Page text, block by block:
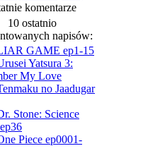
komentarze
10 ostatnio
napisów:
GAME ep1-15
Yatsura 3:
My Love
no Jaadugar
Stone: Science
Piece ep0001-